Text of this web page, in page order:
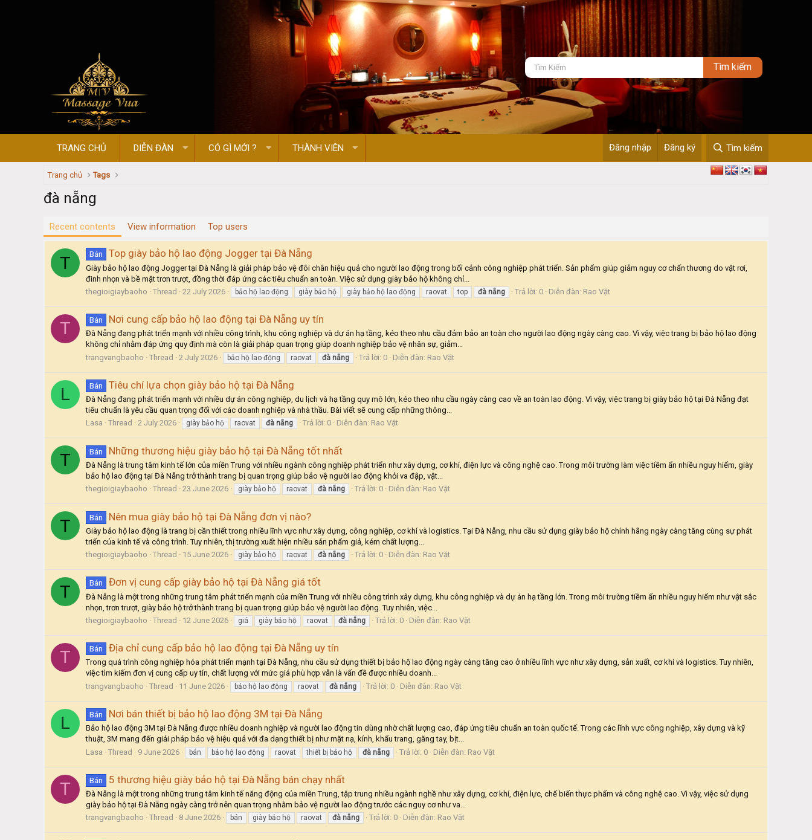
TRANG CHỦ DIỄN ĐÀN CÓ GÌ MỚI ? THÀNH VIÊN Đăng nhập Đăng ký Tìm kiếm
Trang chủ Tags
đà nẵng
Recent contents View information Top users
T Bán Top giày bảo hộ lao động Jogger tại Đà Nẵng
Giày bảo hộ lao động Jogger tại Đà Nẵng là giải pháp bảo vệ đôi chân hiệu quả cho người lao động trong bối cảnh công nghiệp phát triển. Sản phẩm giúp giảm nguy cơ chấn thương do vật rơi,
đinh nhọn và bề mặt trơn trượt, đồng thời đáp ứng các tiêu chuẩn an toàn. Việc sử dụng giày bảo hộ không chỉ...
thegioigiaybaoho
Thread 22 July 2026 bảo hộ lao động giày bảo hộ giày bảo hộ lao động raovat top đà nẵng Trả lời: 0 Diễn đàn: Rao Vặt
T Bán Nơi cung cấp bảo hộ lao động tại Đà Nẵng uy tín
Đà Nẵng đang phát triển mạnh với nhiều công trình, khu công nghiệp và dự án hạ tầng, kéo theo nhu cầu đảm bảo an toàn cho người lao động ngày càng cao. Vì vậy, việc trang bị bảo hộ lao động
không chỉ nhằm đáp ứng quy định mà còn là giải pháp quan trọng giúp doanh nghiệp bảo vệ nhân sự, giảm...
trangvangbaoho
Thread 2 July 2026 bảo hộ lao động raovat đà nẵng Trả lời: 0 Diễn đàn: Rao Vặt
L Bán Tiêu chí lựa chọn giày bảo hộ tại Đà Nẵng
Đà Nẵng đang phát triển mạnh với nhiều dự án công nghiệp, du lịch và hạ tầng quy mô lớn, kéo theo nhu cầu ngày càng cao về an toàn lao động. Vì vậy, việc trang bị giày bảo hộ tại Đà Nẵng đạt
tiêu chuẩn là yêu cầu quan trọng đối với các doanh nghiệp và nhà thầu. Bài viết sẽ cung cấp những thông...
Lasa
Thread 2 July 2026 giày bảo hộ raovat đà nẵng Trả lời: 0 Diễn đàn: Rao Vặt
T Bán Những thương hiệu giày bảo hộ tại Đà Nẵng tốt nhất
Đà Nẵng là trung tâm kinh tế lớn của miền Trung với nhiều ngành công nghiệp phát triển như xây dựng, cơ khí, điện lực và công nghệ cao. Trong môi trường làm việc tiềm ẩn nhiều nguy hiểm, giày
bảo hộ lao động tại Đà Nẵng trở thành trang bị quan trọng giúp bảo vệ người lao động khỏi va đập, vật...
thegioigiaybaoho
Thread 23 June 2026 giày bảo hộ raovat đà nẵng Trả lời: 0 Diễn đàn: Rao Vặt
T Bán Nên mua giày bảo hộ tại Đà Nẵng đơn vị nào?
Giày bảo hộ lao động là trang bị cần thiết trong nhiều lĩnh vực như xây dựng, công nghiệp, cơ khí và logistics. Tại Đà Nẵng, nhu cầu sử dụng giày bảo hộ chính hãng ngày càng tăng cùng sự phát
triển của kinh tế và công trình. Tuy nhiên, thị trường xuất hiện nhiều sản phẩm giả, kém chất lượng...
thegioigiaybaoho
Thread 15 June 2026 giày bảo hộ raovat đà nẵng Trả lời: 0 Diễn đàn: Rao Vặt
T Bán Đơn vị cung cấp giày bảo hộ tại Đà Nẵng giá tốt
Đà Nẵng là một trong những trung tâm phát triển mạnh của miền Trung với nhiều công trình xây dựng, khu công nghiệp và dự án hạ tầng lớn. Trong môi trường tiềm ẩn nhiều nguy hiểm như vật sắc
nhọn, trơn trượt, giày bảo hộ trở thành trang bị quan trọng giúp bảo vệ người lao động. Tuy nhiên, việc...
thegioigiaybaoho
Thread 12 June 2026 giá giày bảo hộ raovat đà nẵng Trả lời: 0 Diễn đàn: Rao Vặt
T Bán Địa chỉ cung cấp bảo hộ lao động tại Đà Nẵng uy tín
Trong quá trình công nghiệp hóa phát triển mạnh tại Đà Nẵng, nhu cầu sử dụng thiết bị bảo hộ lao động ngày càng tăng cao ở nhiều lĩnh vực như xây dựng, sản xuất, cơ khí và logistics. Tuy nhiên,
việc tìm kiếm đơn vị cung cấp uy tín, chất lượng với mức giá phù hợp vẫn là vấn đề được nhiều doanh...
trangvangbaoho
Thread 11 June 2026 bảo hộ lao động raovat đà nẵng Trả lời: 0 Diễn đàn: Rao Vặt
L Bán Nơi bán thiết bị bảo hộ lao động 3M tại Đà Nẵng
Bảo hộ lao động 3M tại Đà Nẵng được nhiều doanh nghiệp và người lao động tin dùng nhờ chất lượng cao, đáp ứng tiêu chuẩn an toàn quốc tế. Trong các lĩnh vực công nghiệp, xây dựng và kỹ
thuật, 3M mang đến giải pháp bảo vệ hiệu quả với đa dạng thiết bị như mặt nạ, kính, khẩu trang, găng tay, bịt...
Lasa
Thread 9 June 2026 bán bảo hộ lao động raovat thiết bị bảo hộ đà nẵng Trả lời: 0 Diễn đàn: Rao Vặt
T Bán 5 thương hiệu giày bảo hộ tại Đà Nẵng bán chạy nhất
Đà Nẵng là một trong những trung tâm kinh tế năng động của miền Trung, tập trung nhiều ngành nghề như xây dựng, cơ khí, điện lực, chế biến thực phẩm và công nghệ cao. Vì vậy, việc sử dụng
giày bảo hộ tại Đà Nẵng ngày càng trở nên quan trọng nhằm bảo vệ người lao động trước các nguy cơ như va...
trangvangbaoho
Thread 8 June 2026 bán giày bảo hộ raovat đà nẵng Trả lời: 0 Diễn đàn: Rao Vặt